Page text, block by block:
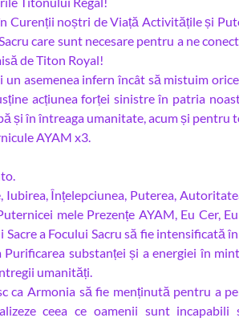
Curenții noștri de Viață Activitățile și
care sunt necesare pentru a ne
de Titon Royal!
un asemenea infern încât să mistuim
acțiunea forței sinistre în patria
și în întreaga umanitate, acum și pentru
AYAM x3.
Iubirea, Înțelepciunea, Puterea,
mele Prezențe AYAM, Eu Cer,
Sacre a Focului Sacru să fie intensificată
Purificarea substanței și a energiei în
umanități.
ca Armonia să fie menținută pentru a
ceea ce oamenii sunt incapabili